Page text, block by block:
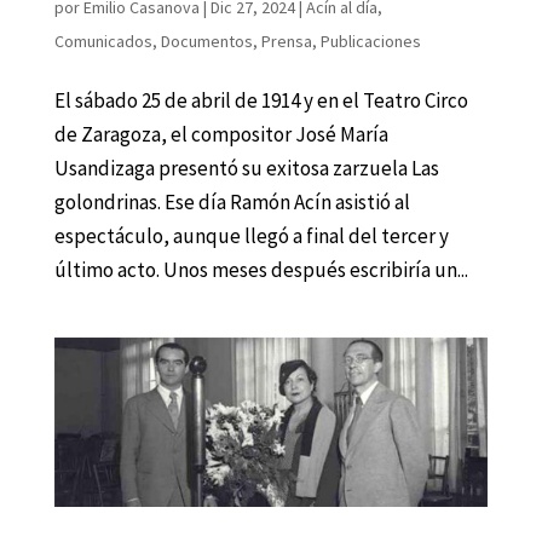
porEmilio Casanova | Dic 27, 2024| Acín al día,
Comunicados, Documentos, Prensa, Publicaciones
El sábado 25 de abril de 1914 y en el Teatro Circo
de Zaragoza, el compositor José María
Usandizaga presentó su exitosa zarzuela Las
golondrinas. Ese día Ramón Acín asistió al
espectáculo, aunque llegó a final del tercer y
último acto. Unos meses después escribiría un...